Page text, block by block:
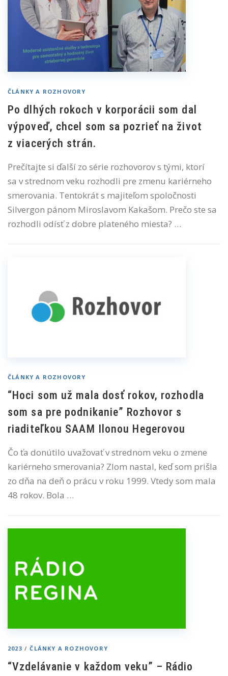
ČLÁNKY A ROZHOVORY
Po dlhých rokoch v korporácii som dal
výpoveď, chcel som sa pozrieť na život
z viacerých strán.
Prečítajte si ďalší zo série rozhovorov s tými, ktorí
sa v strednom veku rozhodli pre zmenu kariérneho
smerovania. Tentokrát s majiteľom spoločnosti
Silvergon pánom Miroslavom Kakašom. Prečo ste sa
rozhodli odísť z dobre plateného miesta? …
ČLÁNKY A ROZHOVORY
“Hoci som už mala dosť rokov, rozhodla
som sa pre podnikanie” Rozhovor s
riaditeľkou SAAM Ilonou Hegerovou
Čo ťa donútilo uvažovať v strednom veku o zmene
kariérneho smerovania? Zlom nastal, keď som prišla
zo dňa na deň o prácu v roku 1999. Vtedy som mala
48 rokov. Bola …
2023 /ČLÁNKY A ROZHOVORY
“Vzdelávanie v každom veku” – Rádio